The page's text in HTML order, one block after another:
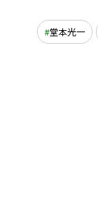
堂本光一